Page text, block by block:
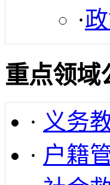
·
重点领域
· 义务
· 户籍